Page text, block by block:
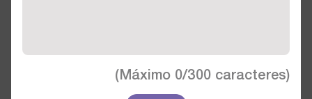
(Máximo 0/300caracteres)